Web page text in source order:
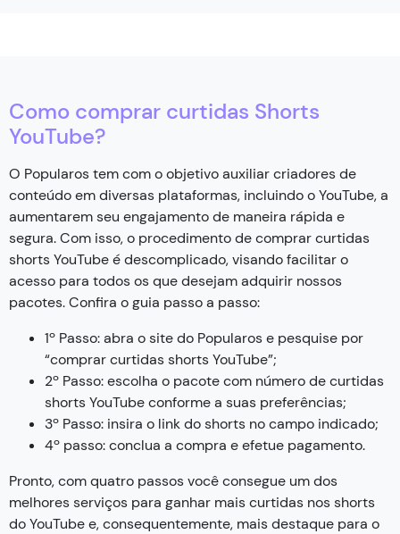
Como comprar curtidas Shorts
YouTube?
O Popularos tem com o objetivo auxiliar criadores de
conteúdo em diversas plataformas, incluindo o YouTube, a
aumentarem seu engajamento de maneira rápida e
segura. Com isso, o procedimento de comprar curtidas
shorts YouTube é descomplicado, visando facilitar o
acesso para todos os que desejam adquirir nossos
pacotes. Confira o guia passo a passo:
1º Passo: abra o site do Popularos e pesquise por
“comprar curtidas shorts YouTube”;
2º Passo: escolha o pacote com número de curtidas
shorts YouTube conforme a suas preferências;
3º Passo: insira o link do shorts no campo indicado;
4º passo: conclua a compra e efetue pagamento.
Pronto, com quatro passos você consegue um dos
melhores serviços para ganhar mais curtidas nos shorts
do YouTube e, consequentemente, mais destaque para o